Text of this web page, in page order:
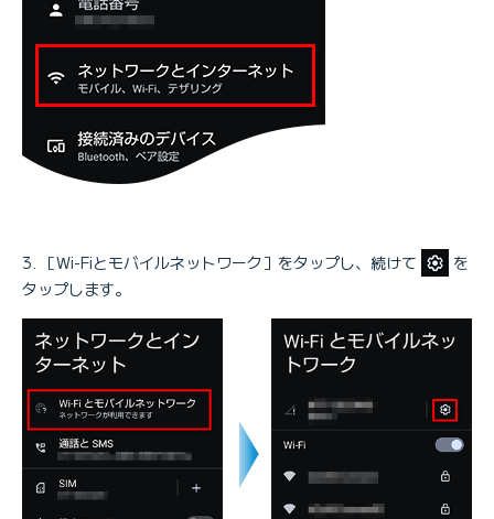
［Wi-Fiとモバイルネットワーク］をタップし、続けて
を
タップします。